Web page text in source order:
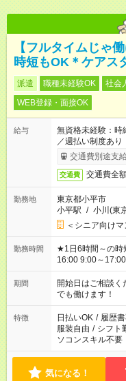
【フルタイムじゃ
時短もOK＊ケアス
派遣 職種未経験OK 社会
WEB登録・面接OK
給与
無資格未経験：
／週払い制度あ
了次第のお支払い
交通費別途支
交通費 交通費全
勤務地
東京都小平市
小平駅 / 小川(東
＜シニア向けマ
勤務時間
★1日6時間～の時短シフトOK ★スタ
16:00 9:00～17:00
場合、他のお仕事
ん ※法令に基づき
となります ※労働
短時間・短期間の
期間
開始日はご相談
でも働けます！
特徴 日払いOK / 履歴
服装自由 / シフト
ソコンスキル不要
気になる！